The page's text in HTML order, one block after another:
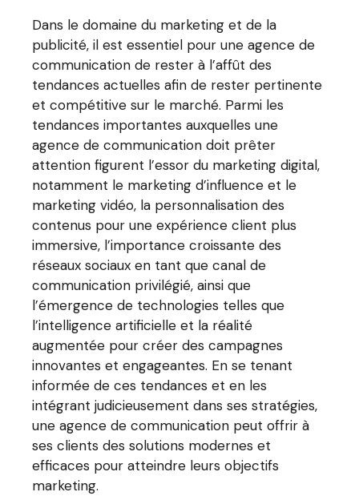
Dans le domaine du marketing et de la
publicité, il est essentiel pour une agence de
communication de rester à l’affût des
tendances actuelles afin de rester pertinente
et compétitive sur le marché. Parmi les
tendances importantes auxquelles une
agence de communication doit prêter
attention figurent l’essor du marketing digital,
notamment le marketing d’influence et le
marketing vidéo, la personnalisation des
contenus pour une expérience client plus
immersive, l’importance croissante des
réseaux sociaux en tant que canal de
communication privilégié, ainsi que
l’émergence de technologies telles que
l’intelligence artificielle et la réalité
augmentée pour créer des campagnes
innovantes et engageantes. En se tenant
informée de ces tendances et en les
intégrant judicieusement dans ses stratégies,
une agence de communication peut offrir à
ses clients des solutions modernes et
efficaces pour atteindre leurs objectifs
marketing.